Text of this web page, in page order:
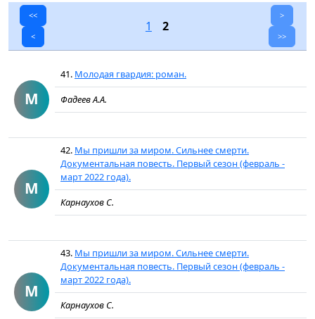
<<
<
1 2
>
>>
М
41. Молодая гвардия: роман.
Фадеев А.А.
М
42. Мы пришли за миром. Сильнее смерти.
Документальная повесть. Первый сезон (февраль -
март 2022 года).
Карнаухов С.
М
43. Мы пришли за миром. Сильнее смерти.
Документальная повесть. Первый сезон (февраль -
март 2022 года).
Карнаухов С.